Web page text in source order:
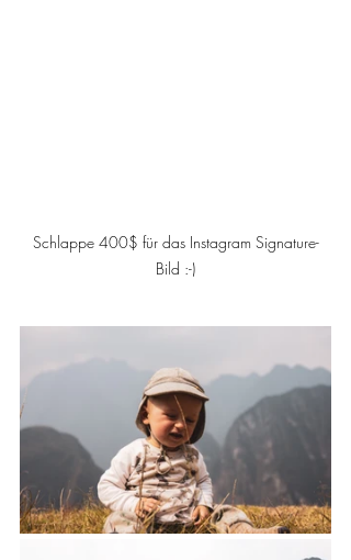
Schlappe 400$ für das Instagram Signature-
Bild :-)